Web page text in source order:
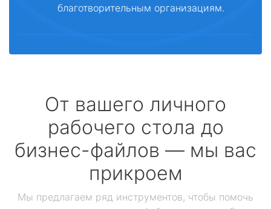
благотворительным организациям.
От вашего личного
рабочего стола до
бизнес-файлов — мы вас
прикроем
Мы предлагаем ряд инструментов, чтобы помочь